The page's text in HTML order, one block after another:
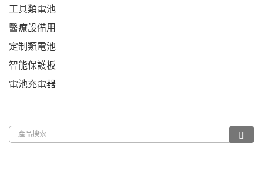
工具類電池
醫療設備用
定制類電池
智能保護板
電池充電器